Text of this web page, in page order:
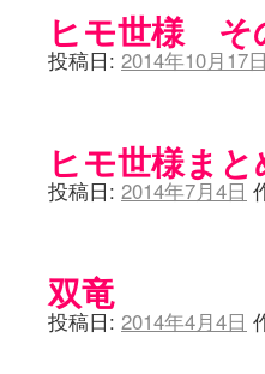
ヒモ世様 そ
投稿日: 2014年10月17日
ヒモ世様まと
投稿日: 2014年7月4日
双竜
投稿日: 2014年4月4日